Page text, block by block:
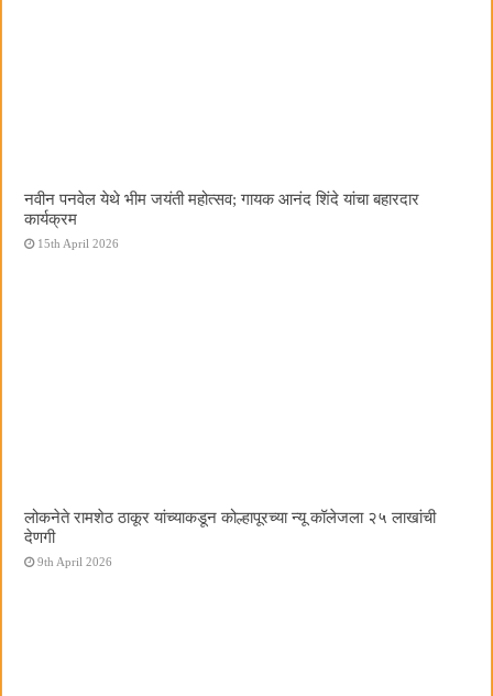
नवीन पनवेल येथे भीम जयंती महोत्सव; गायक आनंद शिंदे यांचा बहारदार
कार्यक्रम
15th April 2026
लोकनेते रामशेठ ठाकूर यांच्याकडून कोल्हापूरच्या न्यू कॉलेजला २५ लाखांची
देणगी
9th April 2026